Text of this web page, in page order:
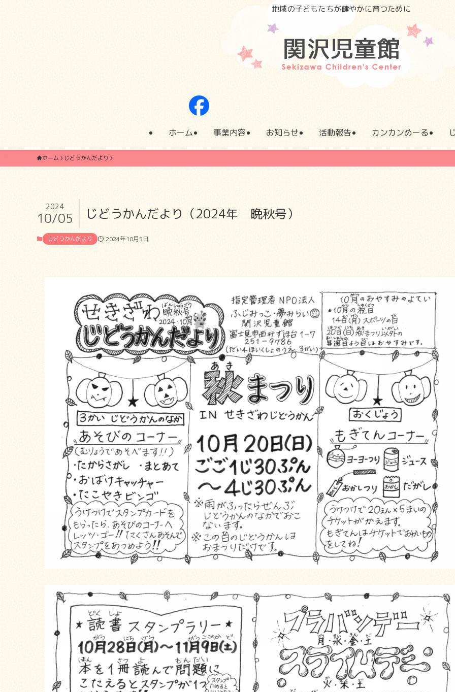
地域の子どもたちが健やかに育つために
ホーム 事業内容 お知らせ 活動報告 カンカンめーる
ホーム じどうかんだより
じどうかんだより（2024年 晩秋号）
2024
10/05
じどうかんだより 2024年10月5日